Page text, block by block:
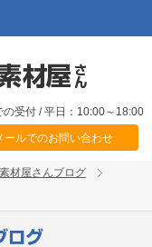
の受付 / 平日：10:00～18:00
ールでのお問い合わせ
素材屋さんブログ